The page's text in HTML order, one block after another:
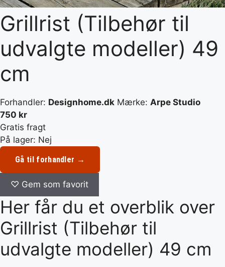
Grillrist (Tilbehør til
udvalgte modeller) 49
cm
Forhandler: Designhome.dk Mærke: Arpe Studio
750 kr
Gratis fragt
På lager: Nej
Gå til forhandler →
♡ Gem som favorit
Her får du et overblik over
Grillrist (Tilbehør til
udvalgte modeller) 49 cm